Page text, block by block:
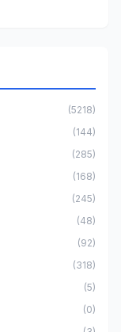
(5218)
(144)
(285)
(168)
(245)
(48)
(92)
(318)
(5)
(0)